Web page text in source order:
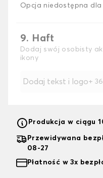
Opcja niedostępna
9. Haft
Dodaj swój osobisty
ikony
Dodaj tekst i logo+
Produkcja w ciągu
Przewidywana
08-27
Płatność w 3x